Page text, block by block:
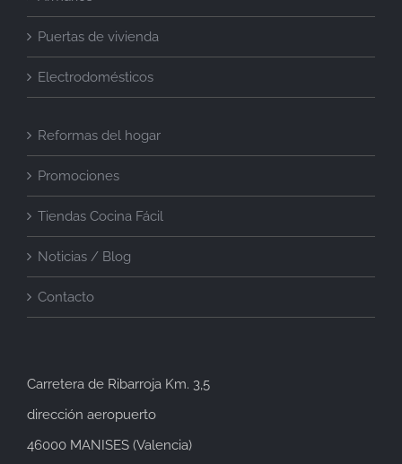
Puertas de vivienda
Electrodomésticos
Reformas del hogar
Promociones
Tiendas Cocina Fácil
Noticias / Blog
Contacto
Carretera de Ribarroja Km. 3,5
dirección aeropuerto
46000 MANISES (Valencia)